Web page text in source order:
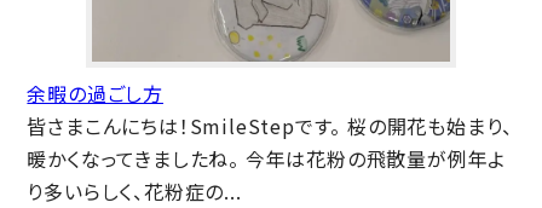
余暇の過ごし方
皆さまこんにちは！SmileStepです。 桜の開花も始まり、
暖かくなってきましたね。 今年は花粉の飛散量が例年よ
り多いらしく、花粉症の...